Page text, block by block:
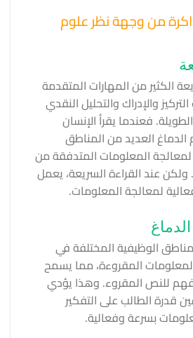
من وجهة نظر علوم
الكثير من المهارات المتقدمة
والإدراك والتحليل النقدي
فعندما يقرأ الإنسان
العديد من المناطق
لمعالجة المعلومات المتدفقة من
عند القراءة السريعة، يعمل
لمعالجة المعلومات.
الوظيفية المختلفة في
المقروءة، مما يسمح
للنص المقروء. وهذا يؤدي
قدرة الطالب على التفكير
بسرعة وفعالية.